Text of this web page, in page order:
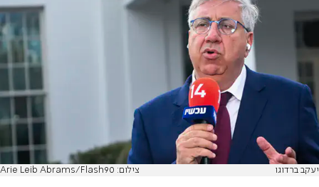
יעקב ברדוגו צילום: Arie Leib Abrams/Flash90